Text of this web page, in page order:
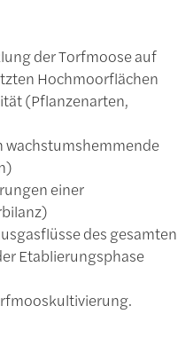
der Torfmoose auf
Hochmoorflächen
(Pflanzenarten,
wachstumshemmende
einer
des gesamten
Etablierungsphase